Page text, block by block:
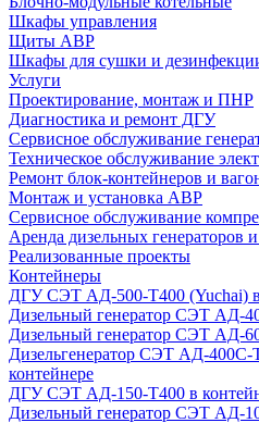
Шкафы управления
Щиты АВР
Шкафы для сушки и
Услуги
Проектирование, монтаж и ПНР
Диагностика и ремонт ДГУ
Сервисное обслуживание
Техническое обслуживание
Ремонт блок-контейнеров и
Монтаж и установка АВР
Сервисное обслуживание
Аренда дизельных генераторов
Реализованные проекты
Контейнеры
ДГУ СЭТ АД-500-Т400 (Yuchai) в
Дизельный генератор СЭТ АД-
Дизельный генератор СЭТ АД-
Дизельгенератор СЭТ АД-400С-
контейнере
ДГУ СЭТ АД-150-Т400 в
Дизельный генератор СЭТ АД-